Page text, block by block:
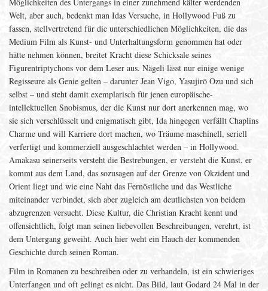
Welt, aber auch, bedenkt man Idas Versuche, in Hollywood Fuß zu
fassen, stellvertretend für die unterschiedlichen Möglichkeiten, die das
Medium Film als Kunst- und Unterhaltungsform genommen hat oder
hätte nehmen können, breitet Kracht diese Schicksale seines
Figurentriptychons vor dem Leser aus. Nägeli lässt nur einige wenige
Regisseure als Genie gelten – darunter Jean Vigo, Yasujirō Ozu und sich
selbst – und steht damit exemplarisch für jenen europäische-
intellektuellen Snobismus, der die Kunst nur dort anerkennen mag, wo
sie sich verschlüsselt und enigmatisch gibt, Ida hingegen verfällt Chaplins
Charme und will Karriere dort machen, wo Träume maschinell, seriell
verfertigt und kommerziell ausgeschlachtet werden – in Hollywood.
Amakasu seinerseits versteht die Bestrebungen, er versteht die Kunst, er
kommt aus dem Land, das sozusagen auf der Grenze von Okzident und
Orient liegt und wie eine Naht das Fernöstliche und das Westliche
miteinander verbindet, sich aber zugleich am deutlichsten von beidem
abzugrenzen versucht. Diese Kultur, die Christian Kracht kennt und
offensichtlich, folgt man seinen liebevollen Beschreibungen, verehrt, ist
dem Untergang geweiht. Auch hier weht ein Hauch der kommenden
Geschichte durch seinen Roman.
Film in Romanen zu beschreiben oder zu verhandeln, ist ein schwieriges
Unterfangen und oft gelingt es nicht. Das Bild, laut Godard 24 Mal in der